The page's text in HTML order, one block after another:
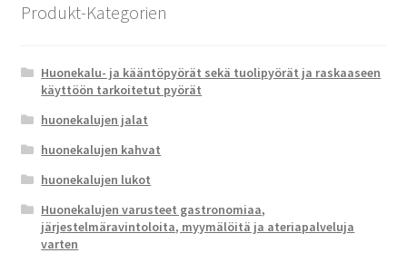
Produkt-Kategorien
Huonekalu- ja kääntöpyörät sekä tuolipyörät ja raskaaseen
käyttöön tarkoitetut pyörät
huonekalujen jalat
huonekalujen kahvat
huonekalujen lukot
Huonekalujen varusteet gastronomiaa,
järjestelmäravintoloita, myymälöitä ja ateriapalveluja
varten